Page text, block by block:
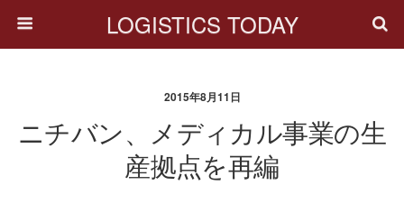
LOGISTICS TODAY
2015年8月11日
ニチバン、メディカル事業の生
産拠点を再編